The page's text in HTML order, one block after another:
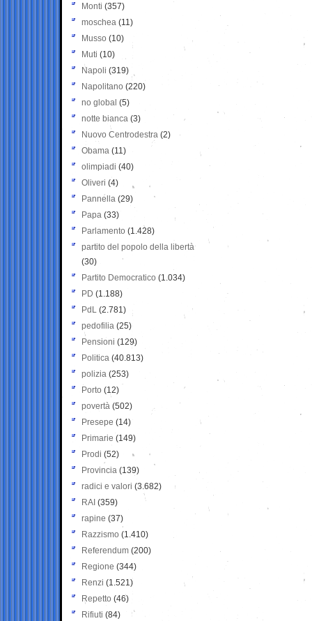
Monti (357)
moschea (11)
Musso (10)
Muti (10)
Napoli (319)
Napolitano (220)
no global (5)
notte bianca (3)
Nuovo Centrodestra (2)
Obama (11)
olimpiadi (40)
Oliveri (4)
Pannella (29)
Papa (33)
Parlamento (1.428)
partito del popolo della libertà
(30)
Partito Democratico (1.034)
PD (1.188)
PdL (2.781)
pedofilia (25)
Pensioni (129)
Politica (40.813)
polizia (253)
Porto (12)
povertà (502)
Presepe (14)
Primarie (149)
Prodi (52)
Provincia (139)
radici e valori (3.682)
RAI (359)
rapine (37)
Razzismo (1.410)
Referendum (200)
Regione (344)
Renzi (1.521)
Repetto (46)
Rifiuti (84)